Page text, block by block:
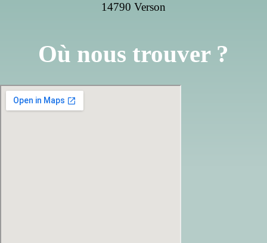
14790 Verson
Où nous trouver ?